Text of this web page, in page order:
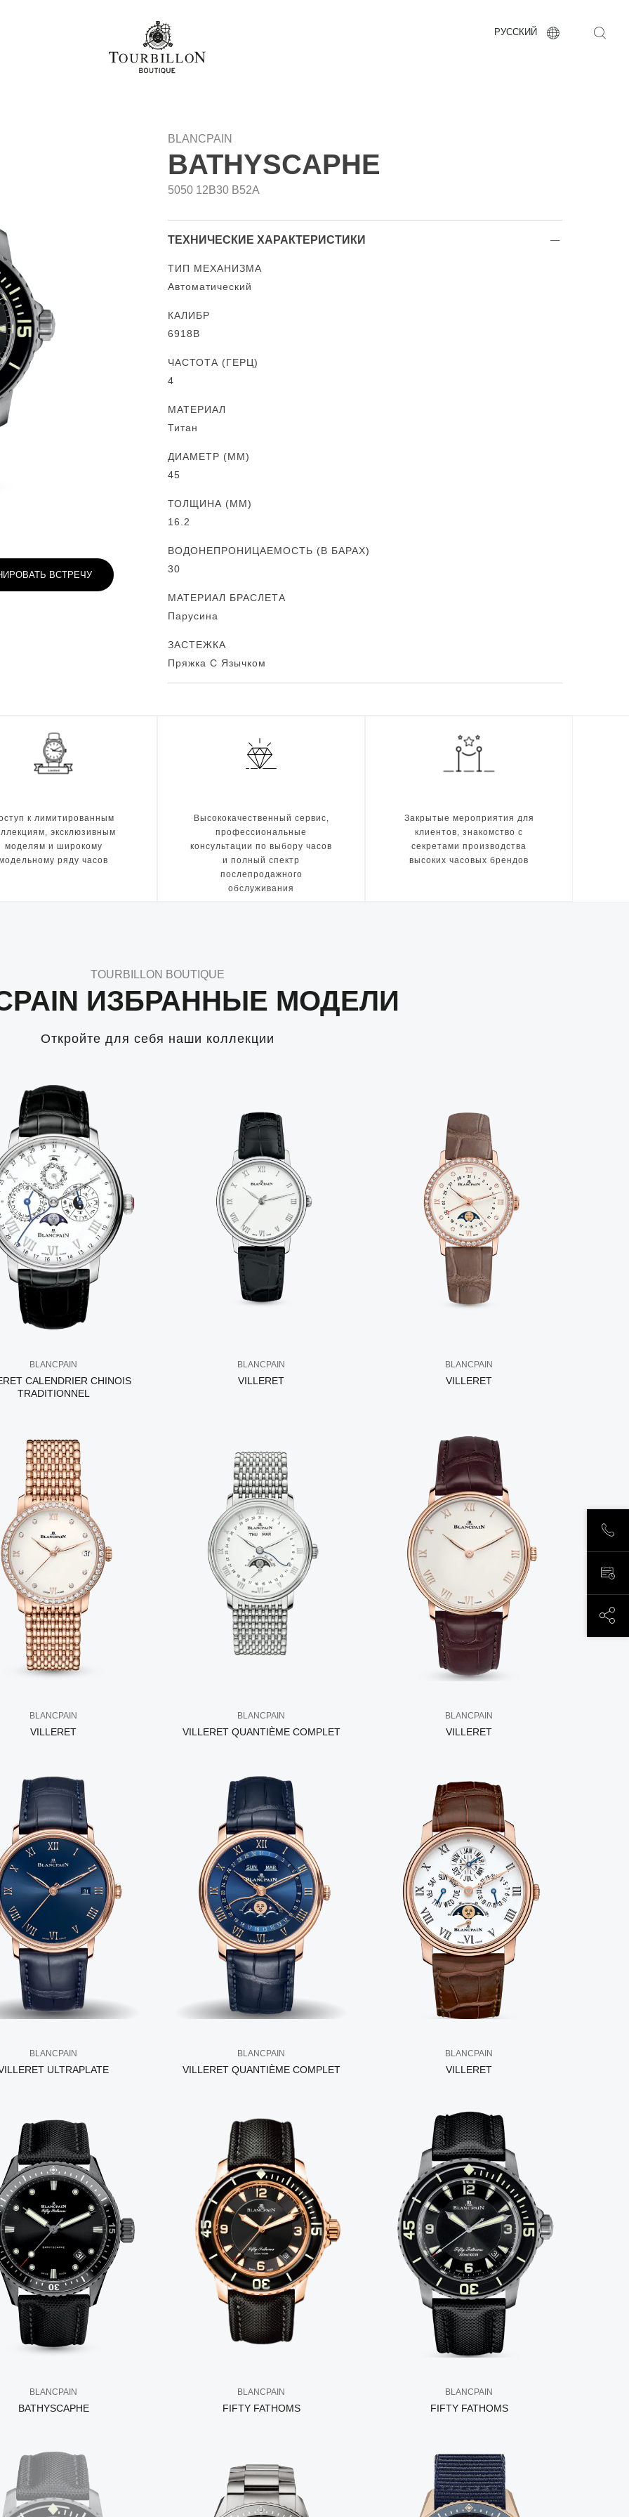
РУССКИЙ
ВСТРЕЧУ
BLANCPAIN
BATHYSCAPHE
5050 12B30 B52A
ТЕХНИЧЕСКИЕ ХАРАКТЕРИСТИКИ
ТИП МЕХАНИЗМА
Автоматический
КАЛИБР
6918B
ЧАСТОТА (ГЕРЦ)
4
МАТЕРИАЛ
Титан
ДИАМЕТР (MM)
45
ТОЛЩИНА (MM)
16.2
ВОДОНЕПРОНИЦАЕМОСТЬ (В БАРАХ)
30
МАТЕРИАЛ БРАСЛЕТА
Парусина
ЗАСТЕЖКА
Пряжка С Язычком
к лимитированным
эксклюзивным
моделям и широкому
ряду часов
Высококачественный сервис,
профессиональные
консультации по выбору часов
и полный спектр
послепродажного
обслуживания
Закрытые мероприятия для
клиентов, знакомство с
секретами производства
высоких часовых брендов
TOURBILLON BOUTIQUE
ИЗБРАННЫЕ МОДЕЛИ
Откройте для себя наши коллекции
BLANCPAIN
CALENDRIER CHINOIS
TRADITIONNEL
BLANCPAIN
VILLERET
BLANCPAIN
VILLERET
BLANCPAIN
VILLERET
BLANCPAIN
VILLERET QUANTIÈME COMPLET
BLANCPAIN
VILLERET
BLANCPAIN
ULTRAPLATE
BLANCPAIN
VILLERET QUANTIÈME COMPLET
BLANCPAIN
VILLERET
BLANCPAIN
BATHYSCAPHE
BLANCPAIN
FIFTY FATHOMS
BLANCPAIN
FIFTY FATHOMS